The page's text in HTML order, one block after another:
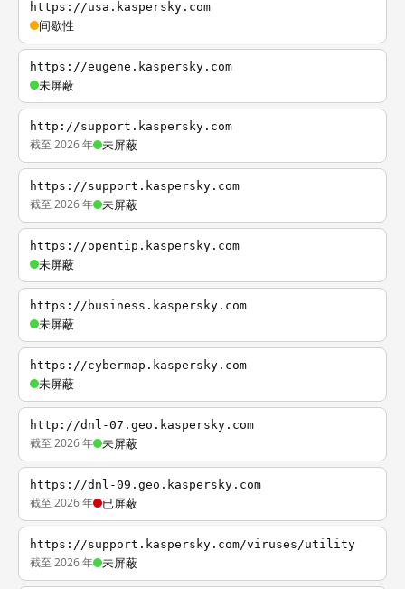
https://usa.kaspersky.com
间歇性
https://eugene.kaspersky.com
未屏蔽
http://support.kaspersky.com
截至 2026 年 未屏蔽
https://support.kaspersky.com
截至 2026 年 未屏蔽
https://opentip.kaspersky.com
未屏蔽
https://business.kaspersky.com
未屏蔽
https://cybermap.kaspersky.com
未屏蔽
http://dnl-07.geo.kaspersky.com
截至 2026 年 未屏蔽
https://dnl-09.geo.kaspersky.com
截至 2026 年 已屏蔽
https://support.kaspersky.com/viruses/utility
截至 2026 年 未屏蔽